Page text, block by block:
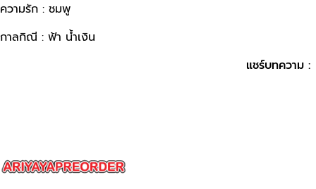
ความรัก : ชมพู
กาลกิณี : ฟ้า น้ำเงิน
แชร์บทความ :